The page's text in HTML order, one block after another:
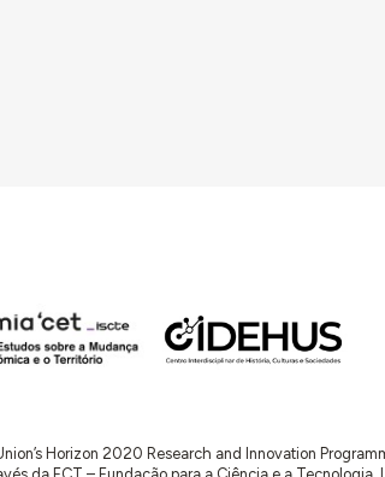
Horizon 2020 Research and Innovation